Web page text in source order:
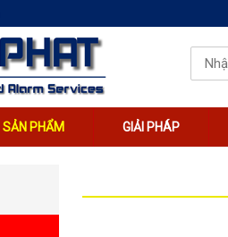
SẢN PHẨM GIẢI PHÁP